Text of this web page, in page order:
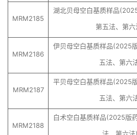
MRM2185
湖北贝母空白基质样品
第五法、第六
MRM2186
伊贝母空白基质样品(2025
五法、第六
MRM2187
平贝母空白基质样品(2025
五法、第六
MRM2188
白术空白基质样品(2025版